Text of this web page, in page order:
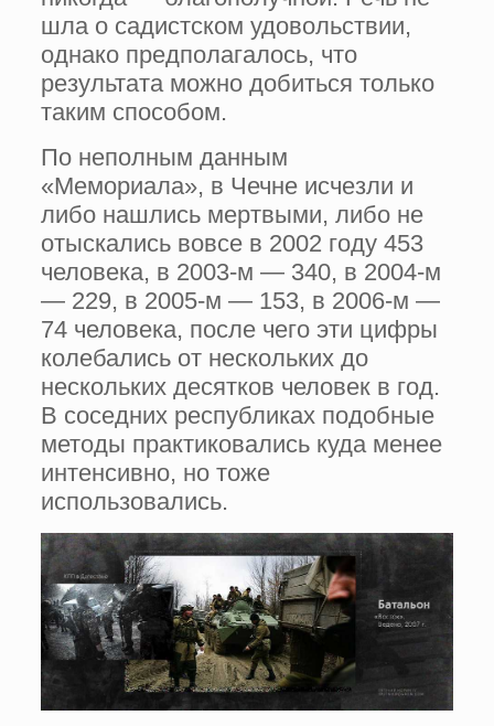
шла о садистском удовольствии,
однако предполагалось, что
результата можно добиться только
таким способом.
По неполным данным
«Мемориала», в Чечне исчезли и
либо нашлись мертвыми, либо не
отыскались вовсе в 2002 году 453
человека, в 2003-м — 340, в 2004-м
— 229, в 2005-м — 153, в 2006-м —
74 человека, после чего эти цифры
колебались от нескольких до
нескольких десятков человек в год.
В соседних республиках подобные
методы практиковались куда менее
интенсивно, но тоже
использовались.